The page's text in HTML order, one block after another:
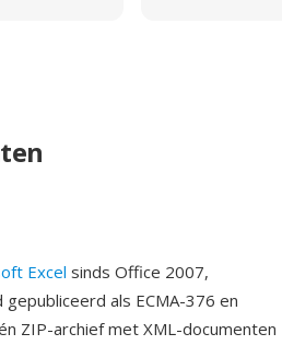
Excel sinds Office 2007,
als ECMA-376 en
ZIP-archief met XML-documenten